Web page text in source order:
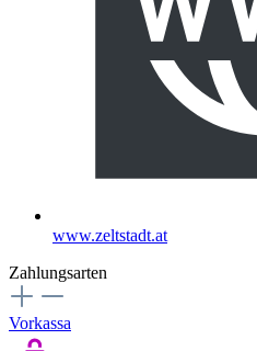
www.zeltstadt.at
Zahlungsarten
Vorkassa